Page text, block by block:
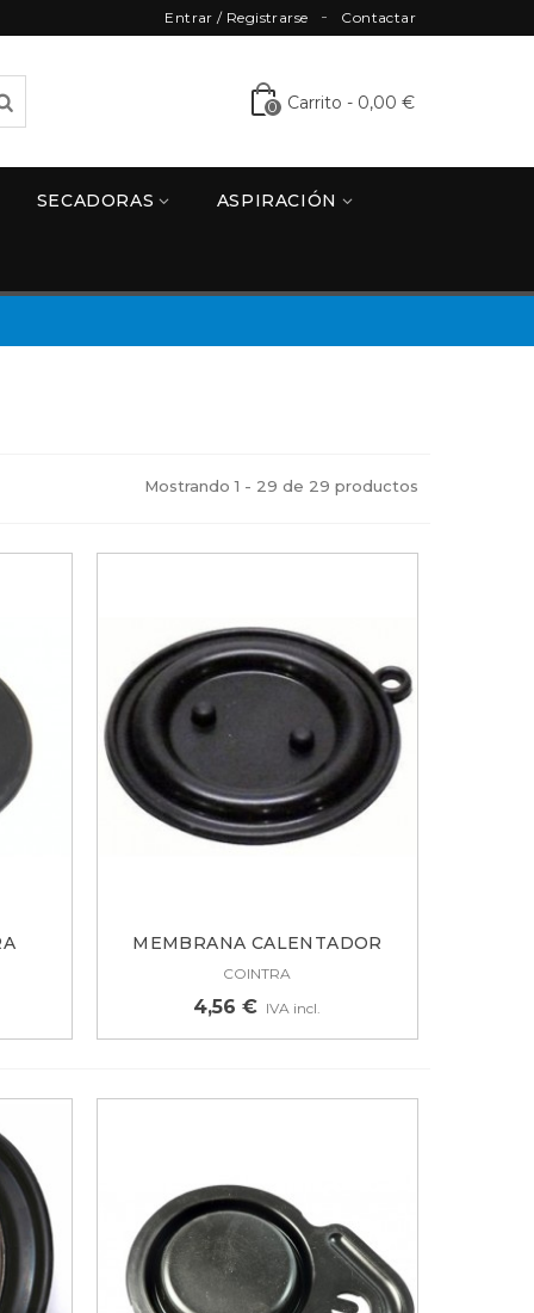
Contactar
Entrar / Registrarse
0 Carrito - 0,00 €
SECADORAS ASPIRACIÓN
Mostrando 1 - 29 de 29 productos
MEMBRANA CALENTADOR
COINTRA, M5,...
COINTRA
4,56 € IVA incl.